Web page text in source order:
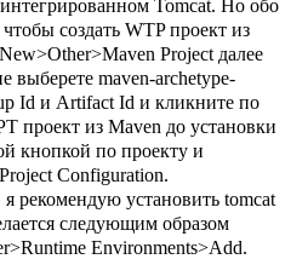
Tomcat. Но обо
создать WTP проект из
Project далее
выберете maven-archetype-
Id и Artifact Id и кликните по
проект из Maven до установки
кнопкой по проекту и
Configuration.
я рекомендую установить tomcat
следующим образом
Environments>Add.